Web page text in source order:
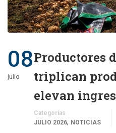
08
julio
Productores
triplican
elevan
Categorías
JULIO 2026, NOTICIAS